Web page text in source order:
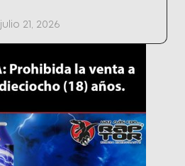
julio 21, 2026